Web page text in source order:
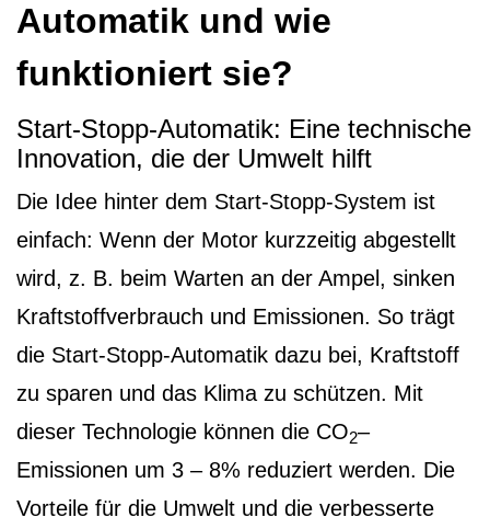
Automatik und wie
funktioniert sie?
Start-Stopp-Automatik: Eine technische
Innovation, die der Umwelt hilft
Die Idee hinter dem Start-Stopp-System ist
einfach: Wenn der Motor kurzzeitig abgestellt
wird, z. B. beim Warten an der Ampel, sinken
Kraftstoffverbrauch und Emissionen. So trägt
die Start-Stopp-Automatik dazu bei, Kraftstoff
zu sparen und das Klima zu schützen. Mit
dieser Technologie können die CO2–
Emissionen um 3 – 8% reduziert werden. Die
Vorteile für die Umwelt und die verbesserte